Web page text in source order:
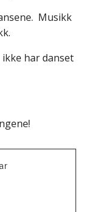
Musikk
har danset